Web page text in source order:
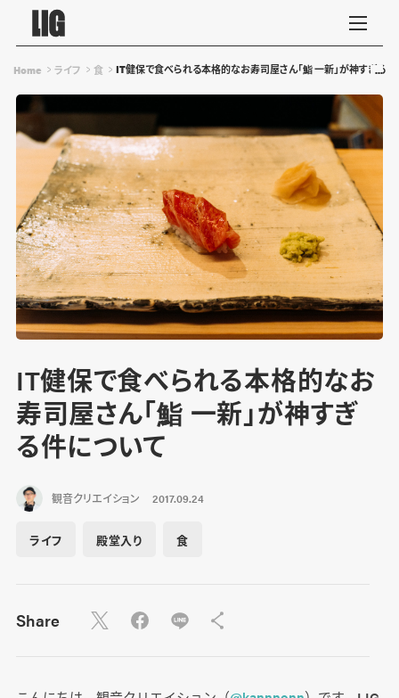
Home ライフ 食 IT健保で食べられる本格的なお寿司屋さん「鮨 一新」が神すぎる件
IT健保で食べられる本格的なお
寿司屋さん「鮨 一新」が神すぎ
る件について
観音クリエイション 2017.09.24
ライフ 殿堂入り 食
Share